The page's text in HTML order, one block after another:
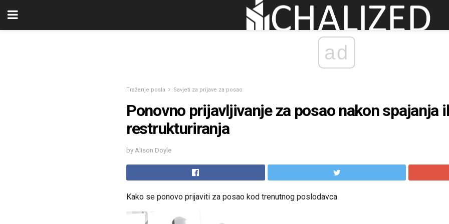
ad
Traženje posla Savjeti za prijave za posao
Ponovno prijavljivanje za posao nakon spajanja
restrukturiranja
by Alison Doyle
Kako se ponovo prijaviti za posao kod trenutnog poslodavca